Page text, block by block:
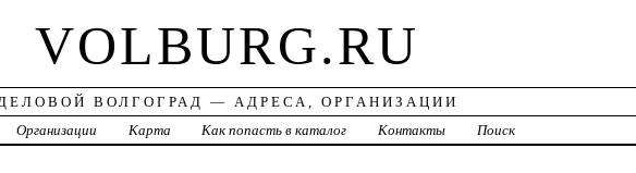
VOLBURG.RU
ВОЛГОГРАД — АДРЕСА, ОРГАНИЗАЦИИ
Организации Карта Как попасть в каталог Контакты Поиск